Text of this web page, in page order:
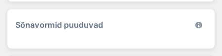
Sõnavormid puuduvad